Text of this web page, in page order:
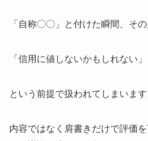
「自称〇〇」と付けた瞬間、その
「信用に値しないかもしれない」
という前提で扱われてしまいます
内容ではなく肩書きだけで評価